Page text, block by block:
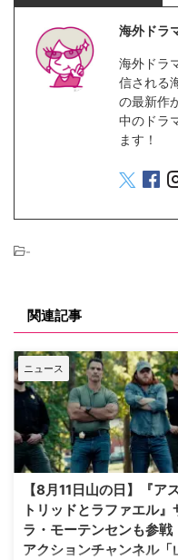
海外ドラ
海外ドラ
信される
の最新作
中のドラ
ます！
-
関連記事
ニュース
【8月11日山の日】『ア
トリッドとラファエル』
ラ・モーテンセンも参戦
アクションチャンネル「